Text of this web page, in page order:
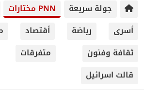
PNN مختارات دولي
رياضة
أقتصاد منوعات
متفرقات
تقارير